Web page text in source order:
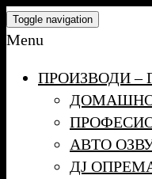
Skip
to
content
Toggle navigation
Menu
ПРОИЗВОДИ –
АВТО
ДЈ